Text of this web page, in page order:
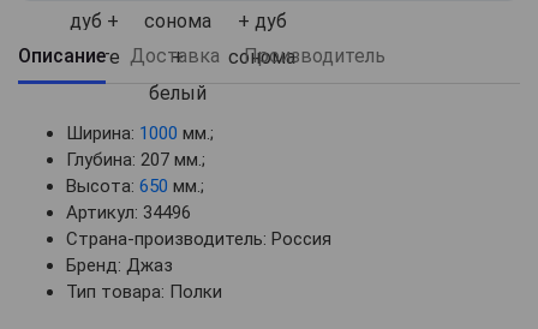
Описание Доставка Производитель
Ширина: 1000 мм.;
Глубина: 207 мм.;
Высота: 650 мм.;
Артикул: 34496
Страна-производитель: Россия
Бренд: Джаз
Тип товара: Полки